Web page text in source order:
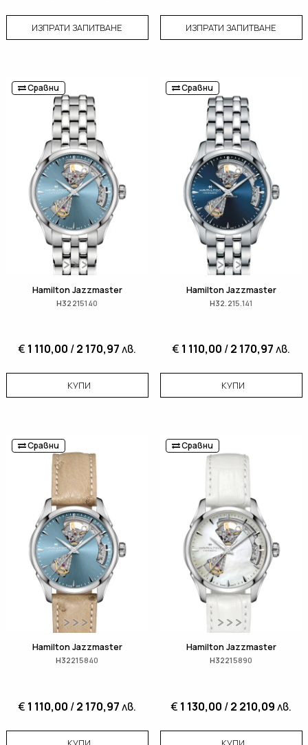
ИЗПРАТИ ЗАПИТВАНЕ ИЗПРАТИ ЗАПИТВАНЕ
Сравни
Hamilton Jazzmaster
H32215140
€ 1 110,00 /2 170,97лв.
КУПИ
Сравни
Hamilton Jazzmaster
H32.215.141
€ 1 110,00 /2 170,97лв.
КУПИ
Сравни
Hamilton Jazzmaster
H32215840
€ 1 110,00 /2 170,97лв.
Сравни
Hamilton Jazzmaster
H32215890
€ 1 130,00 /2 210,09лв.